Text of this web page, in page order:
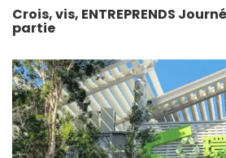
Crois, vis, ENTREPRENDS
partie